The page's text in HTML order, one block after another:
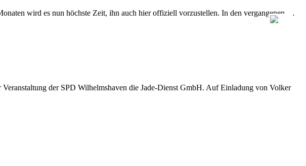
wird es nun höchste Zeit, ihn auch hier offiziell vorzustellen. In den vergangenen …
der SPD Wilhelmshaven die Jade-Dienst GmbH. Auf Einladung von Volker